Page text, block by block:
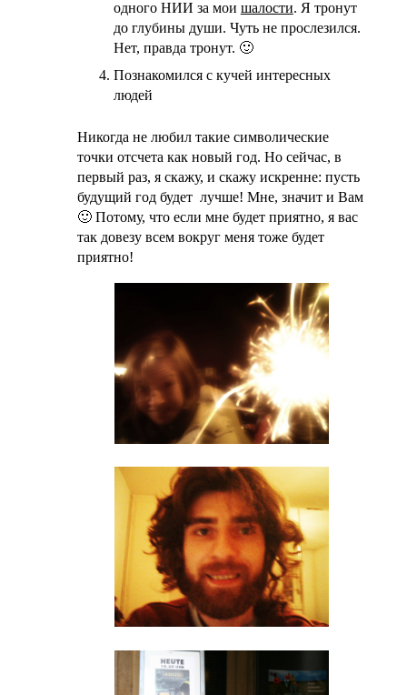
одного НИИ за мои шалости. Я тронут
до глубины души. Чуть не прослезился.
Нет, правда тронут. 🙂
Познакомился с кучей интересных
людей
Никогда не любил такие символические
точки отсчета как новый год. Но сейчас, в
первый раз, я скажу, и скажу искренне: пусть
будущий год будет лучше! Мне, значит и Вам
🙂 Потому, что если мне будет приятно, я вас
так довезувсем вокруг меня тоже будет
приятно!